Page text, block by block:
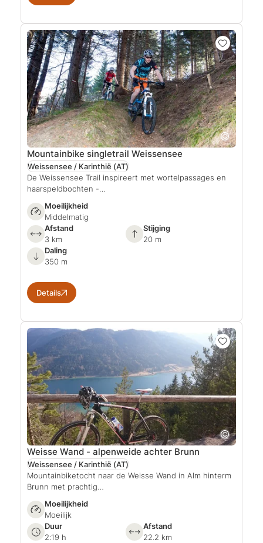
Mountainbike singletrail Weissensee
Weissensee / Karinthië (AT)
De Weissensee Trail inspireert met wortelpassages en
haarspeldbochten -…
Moeilijkheid
Middelmatig
Afstand
3 km
Stijging
20 m
Daling
350 m
Details
Weisse Wand - alpenweide achter Brunn
Weissensee / Karinthië (AT)
Mountainbiketocht naar de Weisse Wand in Alm hinterm
Brunn met prachtig…
Moeilijkheid
Moeilijk
Duur
2:19 h
Afstand
22.2 km